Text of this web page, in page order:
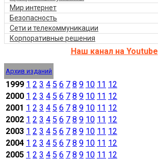
Мир интернет
Безопасность
Сети и телекоммуникации
Корпоративные решения
Наш канал на Youtube
Архив изданий
1999 1 2 3 4 5 6 7 8 9 10 11 12
2000 1 2 3 4 5 6 7 8 9 10 11 12
2001 1 2 3 4 5 6 7 8 9 10 11 12
2002 1 2 3 4 5 6 7 8 9 10 11 12
2003 1 2 3 4 5 6 7 8 9 10 11 12
2004 1 2 3 4 5 6 7 8 9 10 11 12
2005 1 2 3 4 5 6 7 8 9 10 11 12